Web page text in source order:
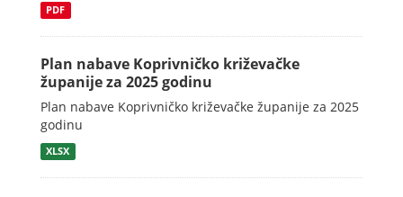
PDF
Plan nabave Koprivničko križevačke
županije za 2025 godinu
Plan nabave Koprivničko križevačke županije za 2025
godinu
XLSX